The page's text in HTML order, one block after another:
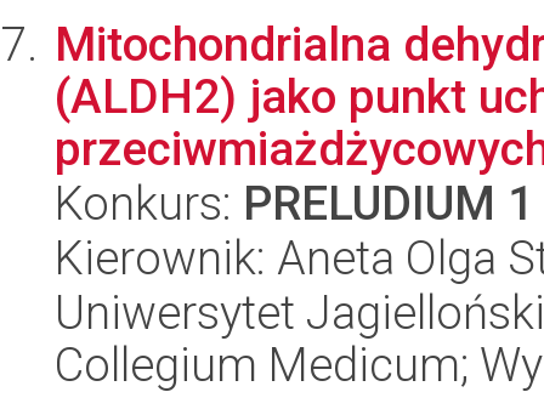
Mitochondrialna
(ALDH2) jako punkt
Konkurs: PRELUDIUM 1
Kierownik: Aneta Olga
Uniwersytet
Collegium Medicum;